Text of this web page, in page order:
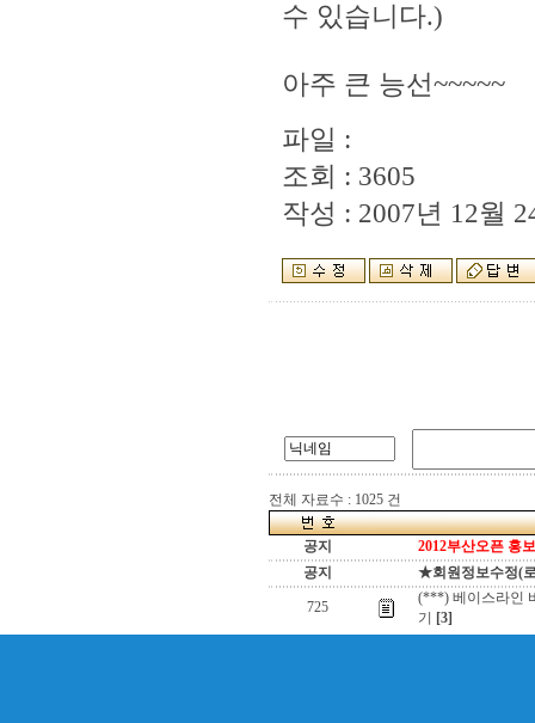
수 있습니다.)
아주 큰 능선~~~~~
파일 :
조회 : 3605
작성 : 2007년 12월
전체 자료수 : 1025 건
공지
2012부산오픈 홍
공지
★회원정보수정(
725
(***) 베이스라인
기
[3]